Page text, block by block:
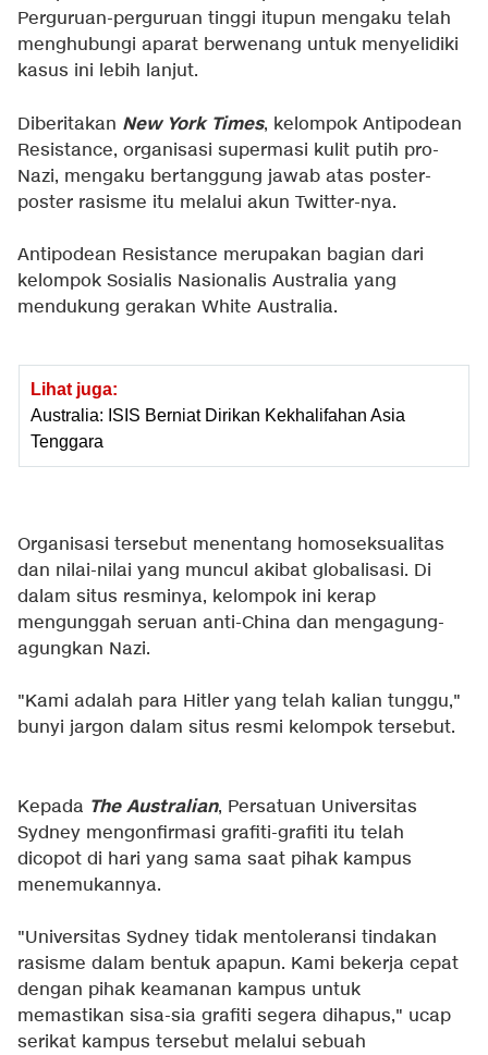
Perguruan-perguruan tinggi itupun mengaku telah
menghubungi aparat berwenang untuk menyelidiki
kasus ini lebih lanjut.
Diberitakan New York Times, kelompok Antipodean
Resistance, organisasi supermasi kulit putih pro-
Nazi, mengaku bertanggung jawab atas poster-
poster rasisme itu melalui akun Twitter-nya.
Antipodean Resistance merupakan bagian dari
kelompok Sosialis Nasionalis Australia yang
mendukung gerakan White Australia.
Lihat juga:
Australia: ISIS Berniat Dirikan Kekhalifahan Asia
Tenggara
Organisasi tersebut menentang homoseksualitas
dan nilai-nilai yang muncul akibat globalisasi. Di
dalam situs resminya, kelompok ini kerap
mengunggah seruan anti-China dan mengagung-
agungkan Nazi.
"Kami adalah para Hitler yang telah kalian tunggu,"
bunyi jargon dalam situs resmi kelompok tersebut.
Kepada The Australian, Persatuan Universitas
Sydney mengonfirmasi grafiti-grafiti itu telah
dicopot di hari yang sama saat pihak kampus
menemukannya.
"Universitas Sydney tidak mentoleransi tindakan
rasisme dalam bentuk apapun. Kami bekerja cepat
dengan pihak keamanan kampus untuk
memastikan sisa-sia grafiti segera dihapus," ucap
serikat kampus tersebut melalui sebuah